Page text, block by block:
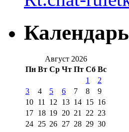
Календарь
Август 2026
Пн Вт Ср Чт Пт Сб Вс
1
2
3
4 5 6 7 8
9
10 11 12 13 14 15 16
17 18 19 20 21 22 23
24 25 26 27 28 29 30